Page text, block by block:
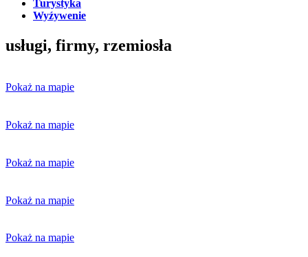
Turystyka
Wyźywenie
usługi, firmy, rzemiosła
Pokaż na mapie
Pokaż na mapie
Pokaż na mapie
Pokaż na mapie
Pokaż na mapie